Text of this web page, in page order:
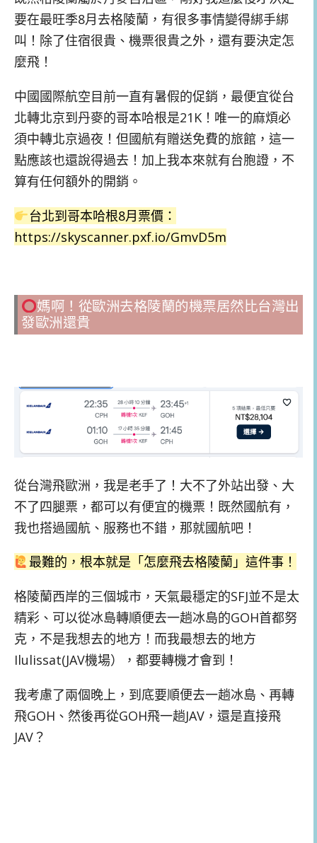
要在最旺季8月去格陵蘭，有很多事情變得綁手綁
叫！除了住宿很貴、機票很貴之外，還有要決定怎
麼飛！
中國國際航空目前一直有暑假的促銷，最便宜從台
北轉北京到丹麥的哥本哈根是21K！唯一的麻煩必
須中轉北京過夜！但國航有贈送免費的旅館，這一
點應該也還說得過去！加上我本來就有台胞證，不
算有任何額外的開銷。
台北到哥本哈根8月票價：
https://skyscanner.pxf.io/GmvD5m
媽啊！從歐洲去格陵蘭的機票居然比台灣出
發歐洲還貴
從台灣飛歐洲，我是老手了！大不了外站出發、大
不了四腿票，都可以有便宜的機票！既然國航有，
我也搭過國航、服務也不錯，那就國航吧！
最難的，根本就是「怎麼飛去格陵蘭」這件事！
格陵蘭西岸的三個城市，天氣最穩定的SFJ並不是太
精彩、可以從冰島轉順便去一趟冰島的GOH首都努
克，不是我想去的地方！而我最想去的地方
Ilulissat(JAV機場），都要轉機才會到！
我考慮了兩個晚上，到底要順便去一趟冰島、再轉
飛GOH、然後再從GOH飛一趟JAV，還是直接飛
JAV？